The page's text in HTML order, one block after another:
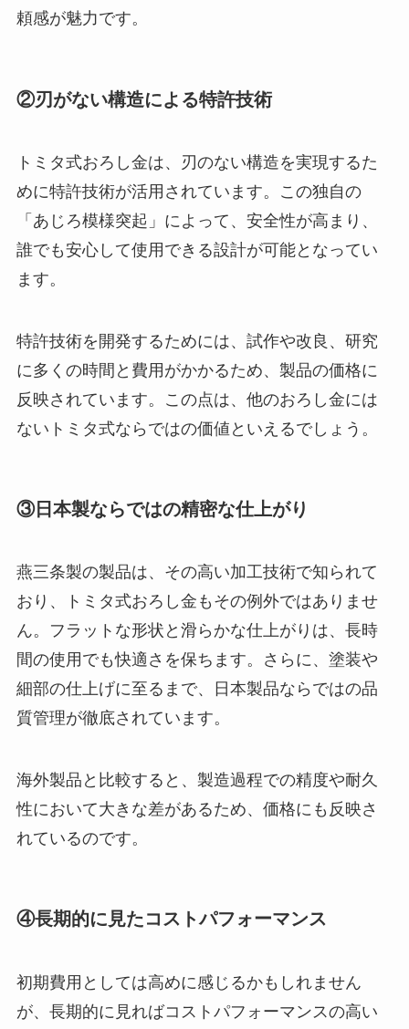
頼感が魅力です。
②刃がない構造による特許技術
トミタ式おろし金は、刃のない構造を実現するた
めに特許技術が活用されています。この独自の
「あじろ模様突起」によって、安全性が高まり、
誰でも安心して使用できる設計が可能となってい
ます。
特許技術を開発するためには、試作や改良、研究
に多くの時間と費用がかかるため、製品の価格に
反映されています。この点は、他のおろし金には
ないトミタ式ならではの価値といえるでしょう。
③日本製ならではの精密な仕上がり
燕三条製の製品は、その高い加工技術で知られて
おり、トミタ式おろし金もその例外ではありませ
ん。フラットな形状と滑らかな仕上がりは、長時
間の使用でも快適さを保ちます。さらに、塗装や
細部の仕上げに至るまで、日本製品ならではの品
質管理が徹底されています。
海外製品と比較すると、製造過程での精度や耐久
性において大きな差があるため、価格にも反映さ
れているのです。
④長期的に見たコストパフォーマンス
初期費用としては高めに感じるかもしれません
が、長期的に見ればコストパフォーマンスの高い